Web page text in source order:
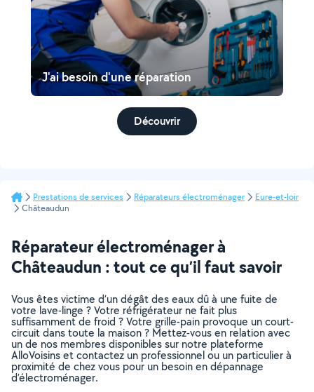
J'ai besoin d'une réparation
Découvrir
Prestations de services Réparateurs électroménager
Eure-et-loir
Châteaudun
Réparateur électroménager à
Châteaudun : tout ce qu’il faut savoir
Vous êtes victime d’un dégât des eaux dû à une fuite de
votre lave-linge ? Votre réfrigérateur ne fait plus
suffisamment de froid ? Votre grille-pain provoque un court-
circuit dans toute la maison ? Mettez-vous en relation avec
un de nos membres disponibles sur notre plateforme
AlloVoisins et contactez un professionnel ou un particulier à
proximité de chez vous pour un besoin en dépannage
d’électroménager.